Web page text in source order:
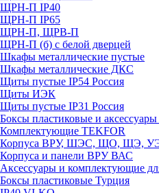
ЩРН-П IP40
ЩРН-П IP65
ЩРН-П, ЩРВ-П
ЩРН-П (б) с белой дверцей
Шкафы металлические пустые
Шкафы металлические ДКС
Щиты пустые IP54 Россия
Щиты ИЭК
Щиты пустые IP31 Россия
Боксы пластиковые и
Комплектующие TEKFOR
Корпуса ВРУ, ШЭС, ЩО, ЩЭ,
Корпуса и панели ВРУ ВАС
Аксессуары и
Боксы пластиковые Турция